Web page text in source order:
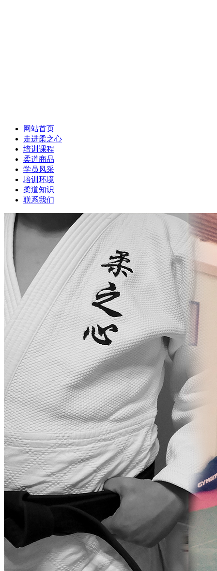
网站首页
走进柔之心
培训课程
柔道商品
学员风采
培训环境
柔道知识
联系我们